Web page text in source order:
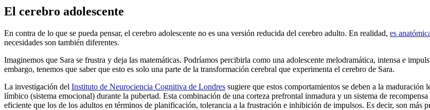
El cerebro adolescente
En contra de lo que se pueda pensar, el cerebro adolescente no es una versión reducida del cerebro adulto. En realidad, es
necesidades son también diferentes.
Imaginemos que Sara se frustra y deja las matemáticas. Podríamos percibirla como una adolescente melodramática, intensa e
embargo, tenemos que saber que esto es solo una parte de la transformación cerebral que experimenta el cerebro de Sara.
La investigación del Instituto de Neurociencia Cognitiva de Londres sugiere que estos comportamientos se deben a la
límbico (sistema emocional) durante la pubertad. Esta combinación de una corteza prefrontal inmadura y un sistema de
eficiente que los de los adultos en términos de planificación, tolerancia a la frustración e inhibición de impulsos. Es decir, son más